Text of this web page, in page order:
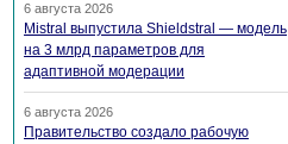
6 августа 2026
Mistral выпустила Shieldstral — модель
на 3 млрд параметров для
адаптивной модерации
6 августа 2026
Правительство создало рабочую